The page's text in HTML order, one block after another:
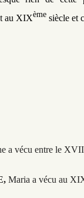
au XIXème siècle et
a vécu entre le XVII
Maria a vécu au